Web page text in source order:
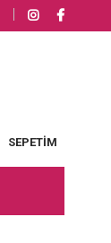
SEPETIM